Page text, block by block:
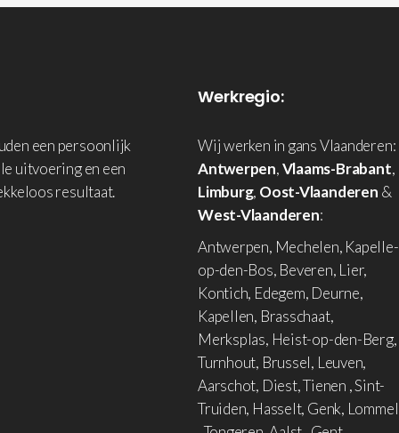
een persoonlijk
uitvoering en een
resultaat.
Werkregio:
Wij werken in gans Vlaanderen:
Antwerpen,Vlaams-Brabant,
Limburg, Oost-Vlaanderen &
West-Vlaanderen:
Antwerpen, Mechelen, Kapelle-
op-den-Bos, Beveren, Lier,
Kontich, Edegem, Deurne,
Kapellen, Brasschaat,
Merksplas, Heist-op-den-Berg,
Turnhout, Brussel, Leuven,
Aarschot, Diest, Tienen , Sint-
Truiden, Hasselt, Genk, Lommel